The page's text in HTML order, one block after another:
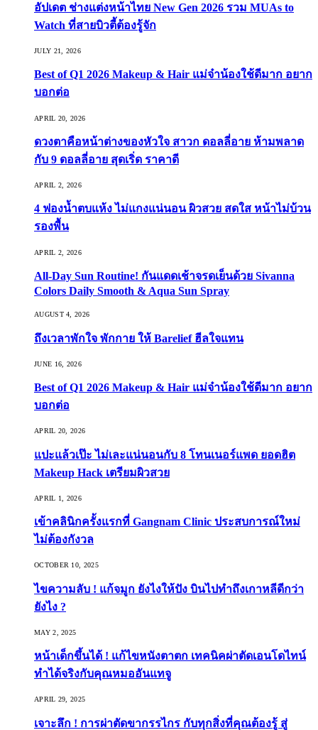
อัปเดต ช่างแต่งหน้าไทย New Gen 2026 รวม MUAs to
Watch ที่สายบิวตี้ต้องรู้จัก
JULY 21, 2026
Best of Q1 2026 Makeup & Hair แม่จ๋าน้องใช้ดีมาก อยาก
บอกต่อ
APRIL 20, 2026
ดวงตาคือหน้าต่างของหัวใจ สาวก ดอลลี่อาย ห้ามพลาด
กับ 9 ดอลลี่อาย สุดเริ่ด ราคาดี
APRIL 2, 2026
4 ฟองน้ำตบแห้ง ไม่แกงแน่นอน ผิวสวย สดใส หน้าไม่บ้วน
รองพื้น
APRIL 2, 2026
All-Day Sun Routine! กันแดดเช้าจรดเย็นด้วย Sivanna
Colors Daily Smooth & Aqua Sun Spray
AUGUST 4, 2026
ถึงเวลาพักใจ พักกาย ให้ Barelief ฮีลใจแทน
JUNE 16, 2026
Best of Q1 2026 Makeup & Hair แม่จ๋าน้องใช้ดีมาก อยาก
บอกต่อ
APRIL 20, 2026
แปะแล้วเป๊ะ ไม่เละแน่นอนกับ 8 โทนเนอร์แพด ยอดฮิต
Makeup Hack เตรียมผิวสวย
APRIL 1, 2026
เข้าคลินิกครั้งแรกที่ Gangnam Clinic ประสบการณ์ใหม่
ไม่ต้องกังวล
OCTOBER 10, 2025
ไขความลับ ! แก้จมูก ยังไงให้ปัง บินไปทำถึงเกาหลีดีกว่า
ยังไง ?
MAY 2, 2025
หน้าเด็กขึ้นได้ ! แก้ไขหนังตาตก เทคนิคผ่าตัดเอนโดไทน์
ทำได้จริงกับคุณหมออันแทจู
APRIL 29, 2025
เจาะลึก ! การผ่าตัดขากรรไกร กับทุกสิ่งที่คุณต้องรู้ สู่